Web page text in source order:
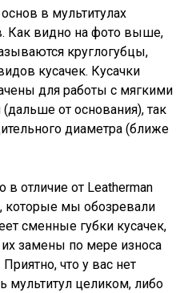
в мультитулах
Как видно на фото выше,
круглогубцы,
кусачек. Кусачки
для работы с мягкими
от основания), так
диаметра (ближе
в отличие от Leatherman
которые мы обозревали
сменные губки кусачек,
замены по мере износа
что у вас нет
мультитул целиком, либо